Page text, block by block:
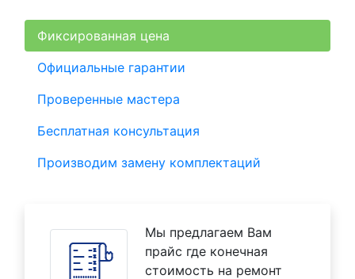
Фиксированная цена
Официальные гарантии
Проверенные мастера
Бесплатная консультация
Производим замену комплектаций
Мы предлагаем Вам
прайс где конечная
стоимость на ремонт